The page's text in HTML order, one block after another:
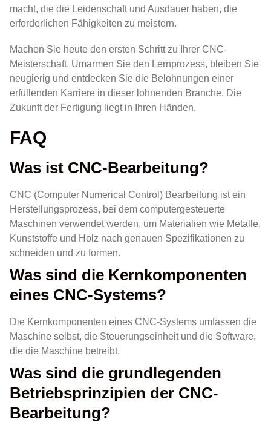
macht, die die Leidenschaft und Ausdauer haben, die
erforderlichen Fähigkeiten zu meistern.
Machen Sie heute den ersten Schritt zu Ihrer CNC-
Meisterschaft. Umarmen Sie den Lernprozess, bleiben Sie
neugierig und entdecken Sie die Belohnungen einer
erfüllenden Karriere in dieser lohnenden Branche. Die
Zukunft der Fertigung liegt in Ihren Händen.
FAQ
Was ist CNC-Bearbeitung?
CNC (Computer Numerical Control) Bearbeitung ist ein
Herstellungsprozess, bei dem computergesteuerte
Maschinen verwendet werden, um Materialien wie Metalle,
Kunststoffe und Holz nach genauen Spezifikationen zu
schneiden und zu formen.
Was sind die Kernkomponenten
eines CNC-Systems?
Die Kernkomponenten eines CNC-Systems umfassen die
Maschine selbst, die Steuerungseinheit und die Software,
die die Maschine betreibt.
Was sind die grundlegenden
Betriebsprinzipien der CNC-
Bearbeitung?